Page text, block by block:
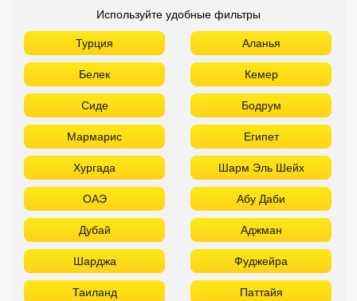
Используйте удобные фильтры
Турция Аланья
Белек Кемер
Сиде Бодрум
Мармарис Египет
Хургада Шарм Эль Шейх
ОАЭ Абу Даби
Дубай Аджман
Шарджа Фуджейра
Таиланд Паттайя